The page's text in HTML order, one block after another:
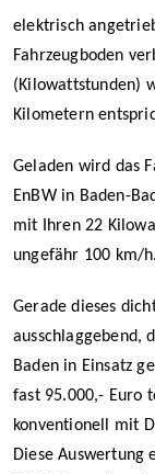
elektrisch
Fahrzeugboden
(Kilowattstunden)
Kilometern
Geladen wird das
EnBW in Baden-
mit Ihren 22
ungefähr 100 km/h.
Gerade dieses
ausschlaggebend,
Baden in Einsatz
fast 95.000,- Euro
konventionell mit
Diese Auswertung